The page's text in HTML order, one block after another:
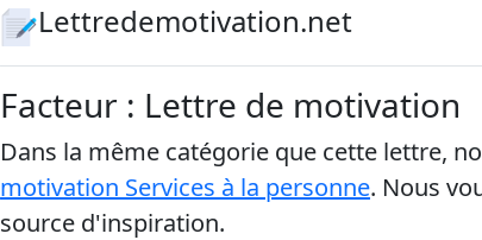
Lettredemotivation.net
Facteur : Lettre de motivation
Dans la même catégorie que cette lettre,
motivation Services à la personne. Nous
source d'inspiration.